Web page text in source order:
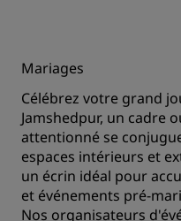
Mariages
Célébrez votre grand
Jamshedpur, un cadre
attentionné se
espaces intérieurs et
un écrin idéal pour
et événements
Nos organisateurs